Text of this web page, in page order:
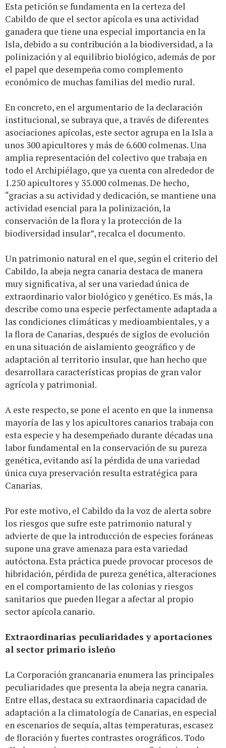
Esta petición se fundamenta en la certeza del
Cabildo de que el sector apícola es una actividad
ganadera que tiene una especial importancia en la
Isla, debido a su contribución a la biodiversidad, a la
polinización y al equilibrio biológico, además de por
el papel que desempeña como complemento
económico de muchas familias del medio rural.
En concreto, en el argumentario de la declaración
institucional, se subraya que, a través de diferentes
asociaciones apícolas, este sector agrupa en la Isla a
unos 300 apicultores y más de 6.600 colmenas. Una
amplia representación del colectivo que trabaja en
todo el Archipiélago, que ya cuenta con alrededor de
1.250 apicultores y 35.000 colmenas. De hecho,
“gracias a su actividad y dedicación, se mantiene una
actividad esencial para la polinización, la
conservación de la flora y la protección de la
biodiversidad insular”, recalca el documento.
Un patrimonio natural en el que, según el criterio del
Cabildo, la abeja negra canaria destaca de manera
muy significativa, al ser una variedad única de
extraordinario valor biológico y genético. Es más, la
describe como una especie perfectamente adaptada a
las condiciones climáticas y medioambientales, y a
la flora de Canarias, después de siglos de evolución
en una situación de aislamiento geográfico y de
adaptación al territorio insular, que han hecho que
desarrollara características propias de gran valor
agrícola y patrimonial.
A este respecto, se pone el acento en que la inmensa
mayoría de las y los apicultores canarios trabaja con
esta especie y ha desempeñado durante décadas una
labor fundamental en la conservación de su pureza
genética, evitando así la pérdida de una variedad
única cuya preservación resulta estratégica para
Canarias.
Por este motivo, el Cabildo da la voz de alerta sobre
los riesgos que sufre este patrimonio natural y
advierte de que la introducción de especies foráneas
supone una grave amenaza para esta variedad
autóctona. Esta práctica puede provocar procesos de
hibridación, pérdida de pureza genética, alteraciones
en el comportamiento de las colonias y riesgos
sanitarios que pueden llegar a afectar al propio
sector apícola canario.
Extraordinarias peculiaridades y aportaciones
al sector primario isleño
La Corporación grancanaria enumera las principales
peculiaridades que presenta la abeja negra canaria.
Entre ellas, destaca su extraordinaria capacidad de
adaptación a la climatología de Canarias, en especial
en escenarios de sequía, altas temperaturas, escasez
de floración y fuertes contrastes orográficos. Todo